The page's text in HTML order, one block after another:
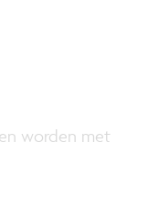
worden met